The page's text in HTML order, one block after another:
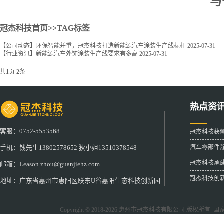
冠杰科技首页>>TAG标签
【公司动态】环保智能并重，冠杰科技打造新能源汽车涂装生产线标杆 2025-07-31
【行业资讯】新能源汽车外饰涂装生产线要求有多高 2025-07-31
共1页 2条
客服：0752-5553568
手机：钱先生13802578652 狄小姐13510378548
邮箱：Leason.zhou@guanjiehz.com
地址：广东省惠州市惠阳区联东U谷惠阳生态科技创新园
热点资
冠杰科技获
汽车零部件
冠杰科技承
冠杰科技创
Copyright © 2018-2026 惠州市冠杰科技有限公司
版权所有 国